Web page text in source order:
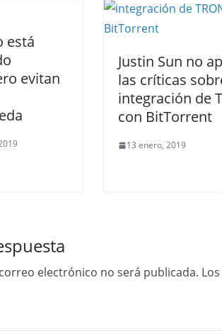
está
evitan
Justin Sun no
las críticas
integración de
con BitTorrent
13 enero, 2019
electrónico no será publicada.